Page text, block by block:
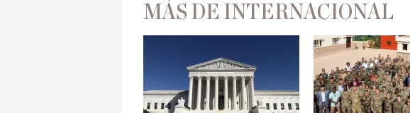
MÁS DE INTERNACIONAL